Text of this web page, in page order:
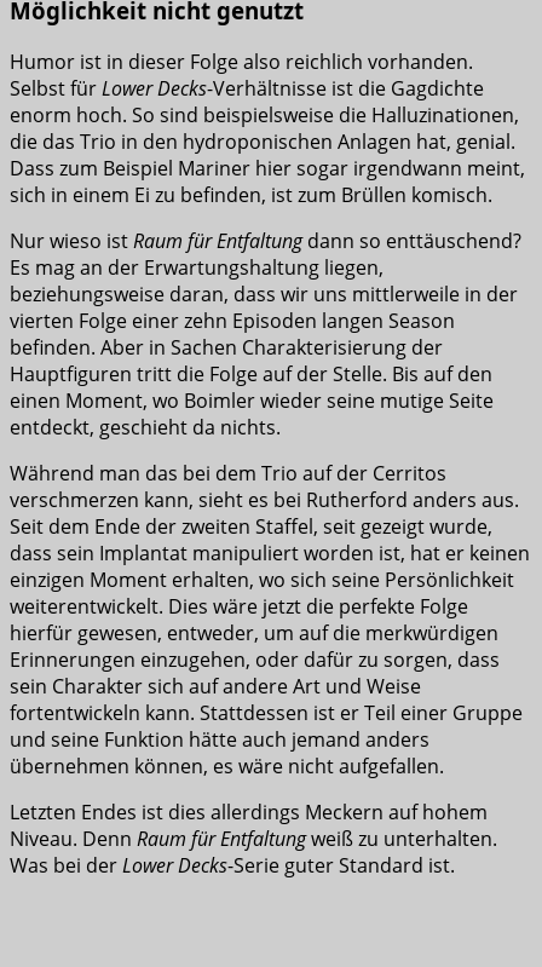
Möglichkeit nicht genutzt
Humor ist in dieser Folge also reichlich vorhanden.
Selbst fürLower Decks-Verhältnisse ist die Gagdichte
enorm hoch. So sind beispielsweise die Halluzinationen,
die das Trio in den hydroponischen Anlagen hat, genial.
Dass zum Beispiel Mariner hier sogar irgendwann meint,
sich in einem Ei zu befinden, ist zum Brüllen komisch.
Nur wieso istRaum für Entfaltungdann so enttäuschend?
Es mag an der Erwartungshaltung liegen,
beziehungsweise daran, dass wir uns mittlerweile in der
vierten Folge einer zehn Episoden langen Season
befinden. Aber in Sachen Charakterisierung der
Hauptfiguren tritt die Folge auf der Stelle. Bis auf den
einen Moment, wo Boimler wieder seine mutige Seite
entdeckt, geschieht da nichts.
Während man das bei dem Trio auf der Cerritos
verschmerzen kann, sieht es bei Rutherford anders aus.
Seit dem Ende der zweiten Staffel, seit gezeigt wurde,
dass sein Implantat manipuliert worden ist, hat er keinen
einzigen Moment erhalten, wo sich seine Persönlichkeit
weiterentwickelt. Dies wäre jetzt die perfekte Folge
hierfür gewesen, entweder, um auf die merkwürdigen
Erinnerungen einzugehen, oder dafür zu sorgen, dass
sein Charakter sich auf andere Art und Weise
fortentwickeln kann. Stattdessen ist er Teil einer Gruppe
und seine Funktion hätte auch jemand anders
übernehmen können, es wäre nicht aufgefallen.
Letzten Endes ist dies allerdings Meckern auf hohem
Niveau. Denn Raum für Entfaltungweiß zu unterhalten.
Was bei derLower Decks-Serie guter Standard ist.